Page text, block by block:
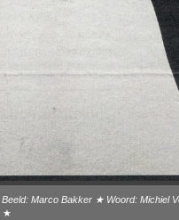
Beeld: Marco Bakker ★ Woord: Michiel
★